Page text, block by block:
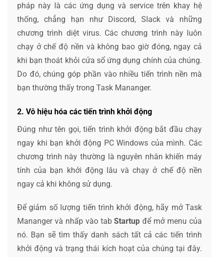
pháp này là các ứng dụng và service trên khay hệ
thống, chẳng hạn như Discord, Slack và những
chương trình diệt virus. Các chương trình này luôn
chạy ở chế độ nền và không bao giờ đóng, ngay cả
khi bạn thoát khỏi cửa sổ ứng dụng chính của chúng.
Do đó, chúng góp phần vào nhiều tiến trình nền mà
bạn thường thấy trong Task Mananger.
2. Vô hiệu hóa các tiến trình khởi động
Đúng như tên gọi, tiến trình khởi động bắt đầu chạy
ngay khi bạn khởi động PC Windows của mình. Các
chương trình này thường là nguyên nhân khiến máy
tính của bạn khởi động lâu và chạy ở chế độ nền
ngay cả khi không sử dụng.
Để giảm số lượng tiến trình khởi động, hãy mở Task
Mananger và nhấp vào tabStartup để mở menu của
nó. Bạn sẽ tìm thấy danh sách tất cả các tiến trình
khởi động và trạng thái kích hoạt của chúng tại đây.